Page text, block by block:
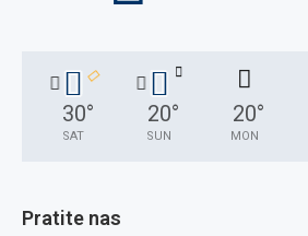
30°
SAT
20°
SUN
20°
MON
Pratite nas